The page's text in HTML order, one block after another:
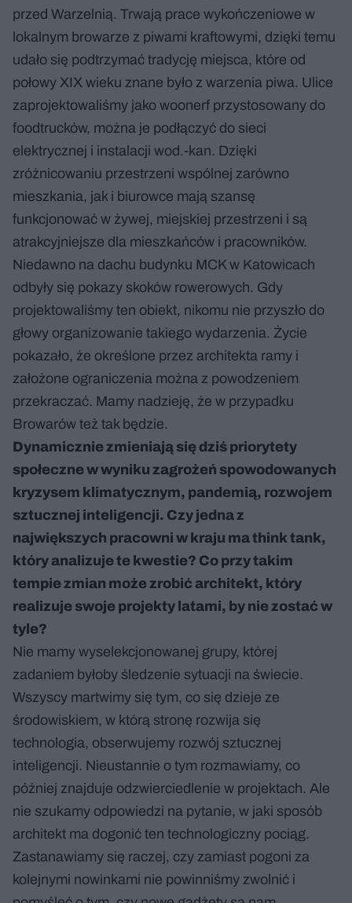
przed Warzelnią. Trwają prace wykończeniowe w
lokalnym browarze z piwami kraftowymi, dzięki temu
udało się podtrzymać tradycję miejsca, które od
połowy XIX wieku znane było z warzenia piwa. Ulice
zaprojektowaliśmy jako woonerf przystosowany do
foodtrucków, można je podłączyć do sieci
elektrycznej i instalacji wod.-kan. Dzięki
zróżnicowaniu przestrzeni wspólnej zarówno
mieszkania, jak i biurowce mają szansę
funkcjonować w żywej, miejskiej przestrzeni i są
atrakcyjniejsze dla mieszkańców i pracowników.
Niedawno na dachu budynku MCK w Katowicach
odbyły się pokazy skoków rowerowych. Gdy
projektowaliśmy ten obiekt, nikomu nie przyszło do
głowy organizowanie takiego wydarzenia. Życie
pokazało, że określone przez architekta ramy i
założone ograniczenia można z powodzeniem
przekraczać. Mamy nadzieję, że w przypadku
Browarów też tak będzie.
Dynamicznie zmieniają się dziś priorytety
społeczne w wyniku zagrożeń spowodowanych
kryzysem klimatycznym, pandemią, rozwojem
sztucznej inteligencji. Czy jedna z
największych pracowni w kraju ma think tank,
który analizuje te kwestie? Co przy takim
tempie zmian może zrobić architekt, który
realizuje swoje projekty latami, by nie zostać w
tyle?
Nie mamy wyselekcjonowanej grupy, której
zadaniem byłoby śledzenie sytuacji na świecie.
Wszyscy martwimy się tym, co się dzieje ze
środowiskiem, w którą stronę rozwija się
technologia, obserwujemy rozwój sztucznej
inteligencji. Nieustannie o tym rozmawiamy, co
później znajduje odzwierciedlenie w projektach. Ale
nie szukamy odpowiedzi na pytanie, w jaki sposób
architekt ma dogonić ten technologiczny pociąg.
Zastanawiamy się raczej, czy zamiast pogoni za
kolejnymi nowinkami nie powinniśmy zwolnić i